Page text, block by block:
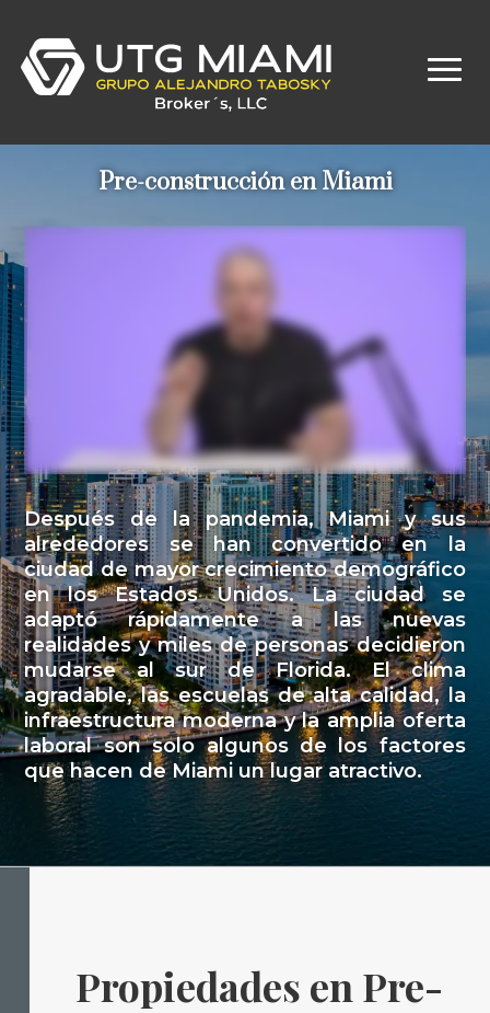
Pre-construcción en Miami
Después de la pandemia, Miami y sus
alrededores se han convertido en la
ciudad de mayor crecimiento demográfico
en los Estados Unidos. La ciudad se
adaptó rápidamente a las nuevas
realidades y miles de personas decidieron
mudarse al sur de Florida. El clima
agradable, las escuelas de alta calidad, la
infraestructura moderna y la amplia oferta
laboral son solo algunos de los factores
que hacen de Miami un lugar atractivo.
Propiedades en Pre-